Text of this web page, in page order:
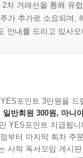
차 거래선을 통해 유
가 추가로 소요되며,
안내를 드리고 있사
포인트 3만원을 드
일반회원 300원, 마니
YES포인트 지급됩니
부터 마지막 회차 주
사락 독서모임 게시